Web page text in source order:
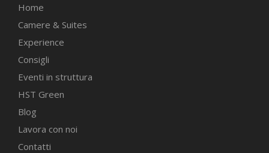
Home
Camere & Suites
Experience
Consigli
Eventi in struttura
HST Green
Blog
Lavora con noi
Contatti